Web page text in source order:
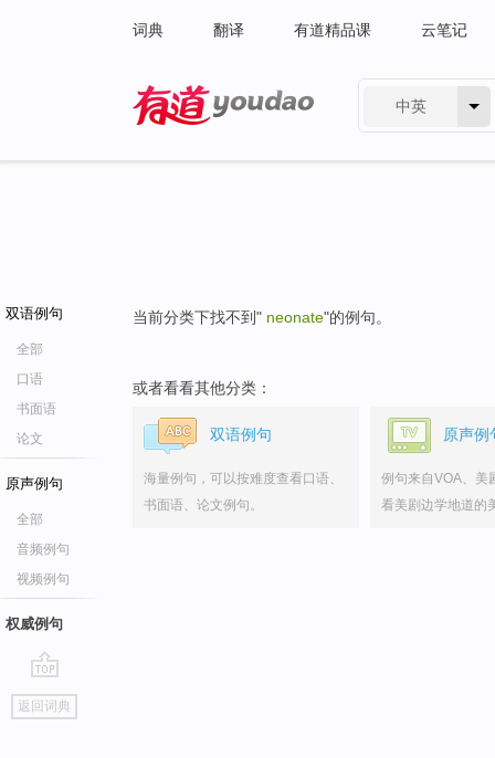
词典 翻译 有道精品课 云笔记
中英
双语例句
全部
口语
书面语
论文
原声例句
全部
音频例句
视频例句
权威例句
go
top
返回词典
当前分类下找不到" neonate"的例句。
或者看看其他分类：
双语例句
海量例句，可以按难度查看口语、
书面语、论文例句。
原声例
例句来自VOA、美
看美剧边学地道的